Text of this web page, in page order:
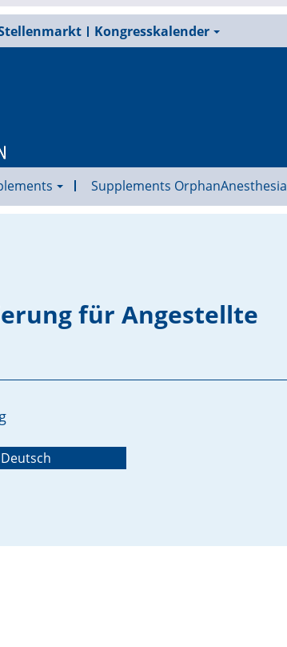
Kongresskalender
Supplements OrphanAnesthesia
für Angestellte
Deutsch